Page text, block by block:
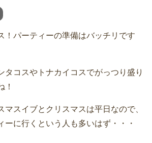
！パーティーの準備はバッチリです
タコスやトナカイコスでがっつり盛り
！
マスイブとクリスマスは平日なので、
ーに行くという人も多いはず・・・